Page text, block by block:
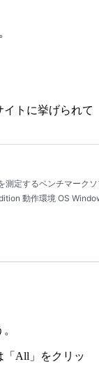
トに挙げられて
「All」をクリッ